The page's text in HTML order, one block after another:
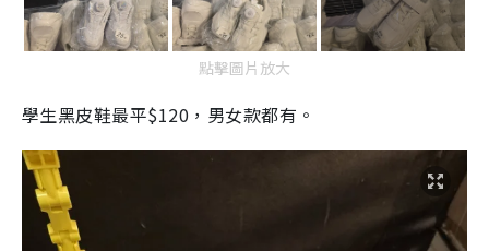
點擊圖片放大
學生黑皮鞋最平$120，男女款都有。